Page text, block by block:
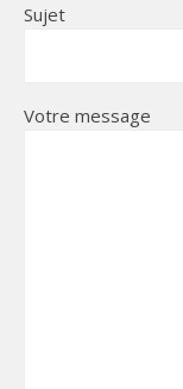
Sujet
Votre message